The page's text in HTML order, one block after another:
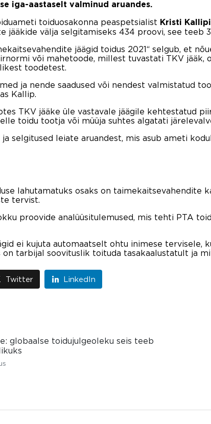
iga-aastaselt valminud aruandes.
toiduosakonna peaspetsialist Kristi Kallipi
jääkide välja selgitamiseks 434 proovi, see teeb
jäägid toidus 2021“ selgub, et
või mahetoode, millest tuvastati TKV jääk,
toodetest.
ja nende saadused või nendest valmistatud
Kallip.
TKV jääke üle vastavale jäägile kehtestatud
toidu tootja või müüja suhtes algatati
ja selgitused leiate aruandest, mis asub ameti
lahutamatuks osaks on
tervist.
proovide analüüsitulemused, mis tehti PTA
ei kujuta automaatselt ohtu inimese tervisele,
on tarbijal soovituslik toituda tasakaalustatult ja
Twitter LinkedIn
globaalse toidujulgeoleku seis teeb